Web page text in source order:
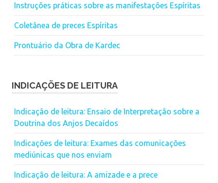
Instruções práticas sobre as manifestações Espíritas
Coletânea de preces Espíritas
Prontuário da Obra de Kardec
INDICAÇÕES DE LEITURA
Indicação de leitura: Ensaio de Interpretação sobre a
Doutrina dos Anjos Decaídos
Indicações de leitura: Exames das comunicações
mediúnicas que nos enviam
Indicação de leitura: A amizade e a prece